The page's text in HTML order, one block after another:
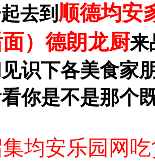
去到 顺德均安
）德朗龙厨来
识下各美食家
你是不是那个
均安乐园网